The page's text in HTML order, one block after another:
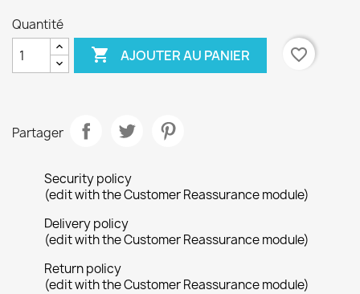
Quantité
 AJOUTER AU PANIER favorite_border
Partager
Security policy
(edit with the Customer Reassurance module)
Delivery policy
(edit with the Customer Reassurance module)
Return policy
(edit with the Customer Reassurance module)
Nom de la liste d'envies
Annuler